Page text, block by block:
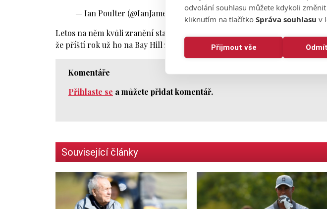
odvolání souhlasu můžete kdykoli
kliknutím na tlačítko Správa souhlasu v
Přijmout vše
— Ian Poulter (@IanJamesPoulter)10. září 2016
Letos na něm kvůli zranění startovat nemohl. Na 13. října však ohlásil
že příští rok už ho na Bay Hill znovu uvidíme.
Komentáře
Přihlaste se a můžete přidat komentář.
Související články